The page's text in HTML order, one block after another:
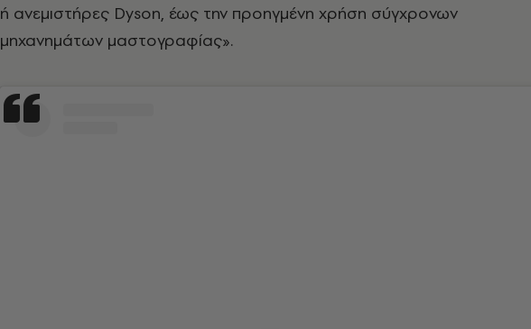
ή ανεμιστήρες Dyson, έως την προηγμένη χρήση σύγχρονων
μηχανημάτων μαστογραφίας».